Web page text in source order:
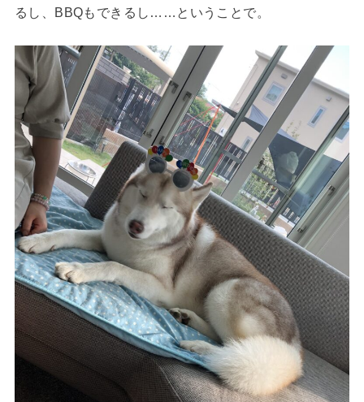
るし、BBQもできるし……ということで。